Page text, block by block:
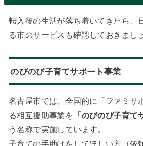
転入後の生活が落ち着いてきたら、
る市のサービスも確認しておきまし
のびのび子育てサポート事業
名古屋市では、全国的に「ファミサ
る相互援助事業を 「のびのび子育て
う名称で実施しています。
子育ての手助けをしてほしい方（依